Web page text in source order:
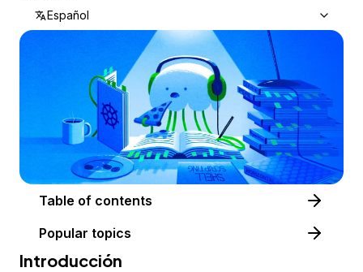
Español
Table of contents
Popular topics
Introducción